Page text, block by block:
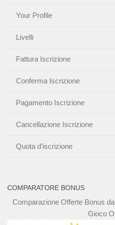
Your Profile
Livelli
Fattura Iscrizione
Conferma Iscrizione
Pagamento Iscrizione
Cancellazione Iscrizione
Quota d’iscrizione
COMPARATORE BONUS
Comparazione Offerte Bonus
Gioco